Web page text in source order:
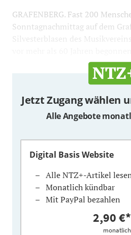
GRAFENBERG. Fast 200
Sonntagnachmittag auf dem
Silvesterblasen des
Jetzt Zugang wählen
Alle Angebote
Digital Basis Website
Alle NTZ+-Artikel
Monatlich kündbar
Mit PayPal bezahlen
2,90 €*
monatlich